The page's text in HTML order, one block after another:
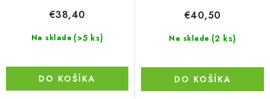
Na sklade (>5 ks)
€38,40
DO KOŠÍKA
Na sklade (2 ks)
€40,50
DO KOŠÍKA